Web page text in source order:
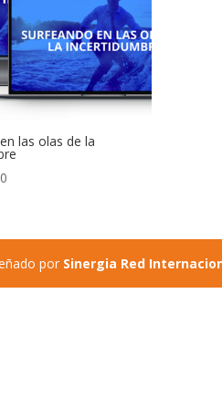
las olas de la
por Sinergia Red